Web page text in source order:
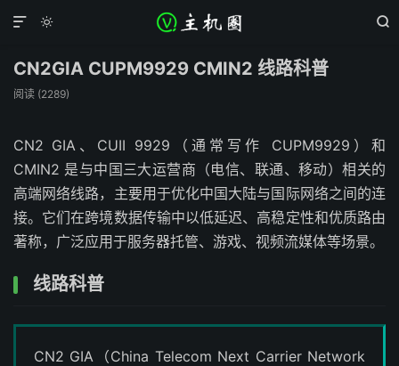



CN2GIA CUPM9929 CMIN2 线路科普
阅读 (2289)
CN2 GIA、CUII 9929（通常写作 CUPM9929）和
CMIN2 是与中国三大运营商（电信、联通、移动）相关的
高端网络线路，主要用于优化中国大陆与国际网络之间的连
接。它们在跨境数据传输中以低延迟、高稳定性和优质路由
著称，广泛应用于服务器托管、游戏、视频流媒体等场景。
线路科普
CN2 GIA（China Telecom Next Carrier Network